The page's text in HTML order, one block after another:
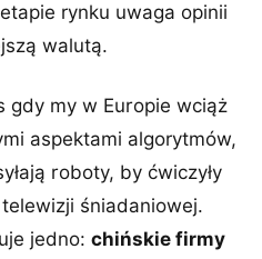
rynku uwaga opinii
walutą.
gdy my w Europie wciąż
aspektami algorytmów,
roboty, by ćwiczyły
śniadaniowej.
jedno: chińskie firmy